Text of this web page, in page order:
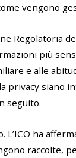
vengono
Regolatoria
più
e alle
privacy siano
seguito.
L’ICO ha
raccolte,